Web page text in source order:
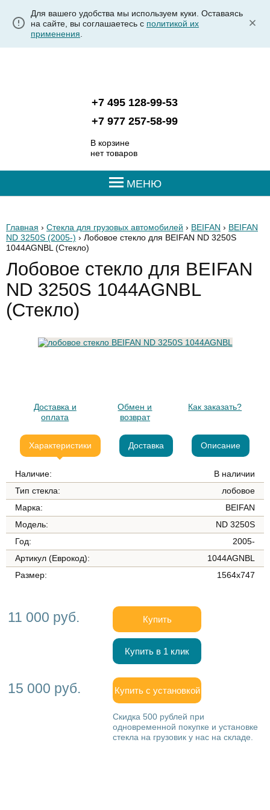
Для вашего удобства мы используем куки. Оставаясь
на сайте, вы соглашаетесь с политикой их
применения
+7 495 128-99-53
+7 977 257-58-99
В корзине
нет товаров
МЕНЮ
Главная › Стекла для грузовых автомобилей › BEIFAN › BEIFAN
ND 3250S (2005-) › Лобовое стекло для BEIFAN ND 3250S
1044AGNBL (Стекло)
Лобовое стекло для BEIFAN
ND 3250S 1044AGNBL
(Стекло)
Доставка и
оплата
Обмен и
возврат
Как заказать?
Характеристики Доставка Описание
Наличие:
В наличии
Тип стекла:
лобовое
Марка:
BEIFAN
Модель:
ND 3250S
Год:
2005-
Артикул (Еврокод):
1044AGNBL
Размер:
1564х747
11 000 руб. Купить
Купить в 1 клик
15 000 руб. Купить с установкой
Скидка 500 рублей при
одновременной покупке и установке
стекла на грузовик у нас на складе.